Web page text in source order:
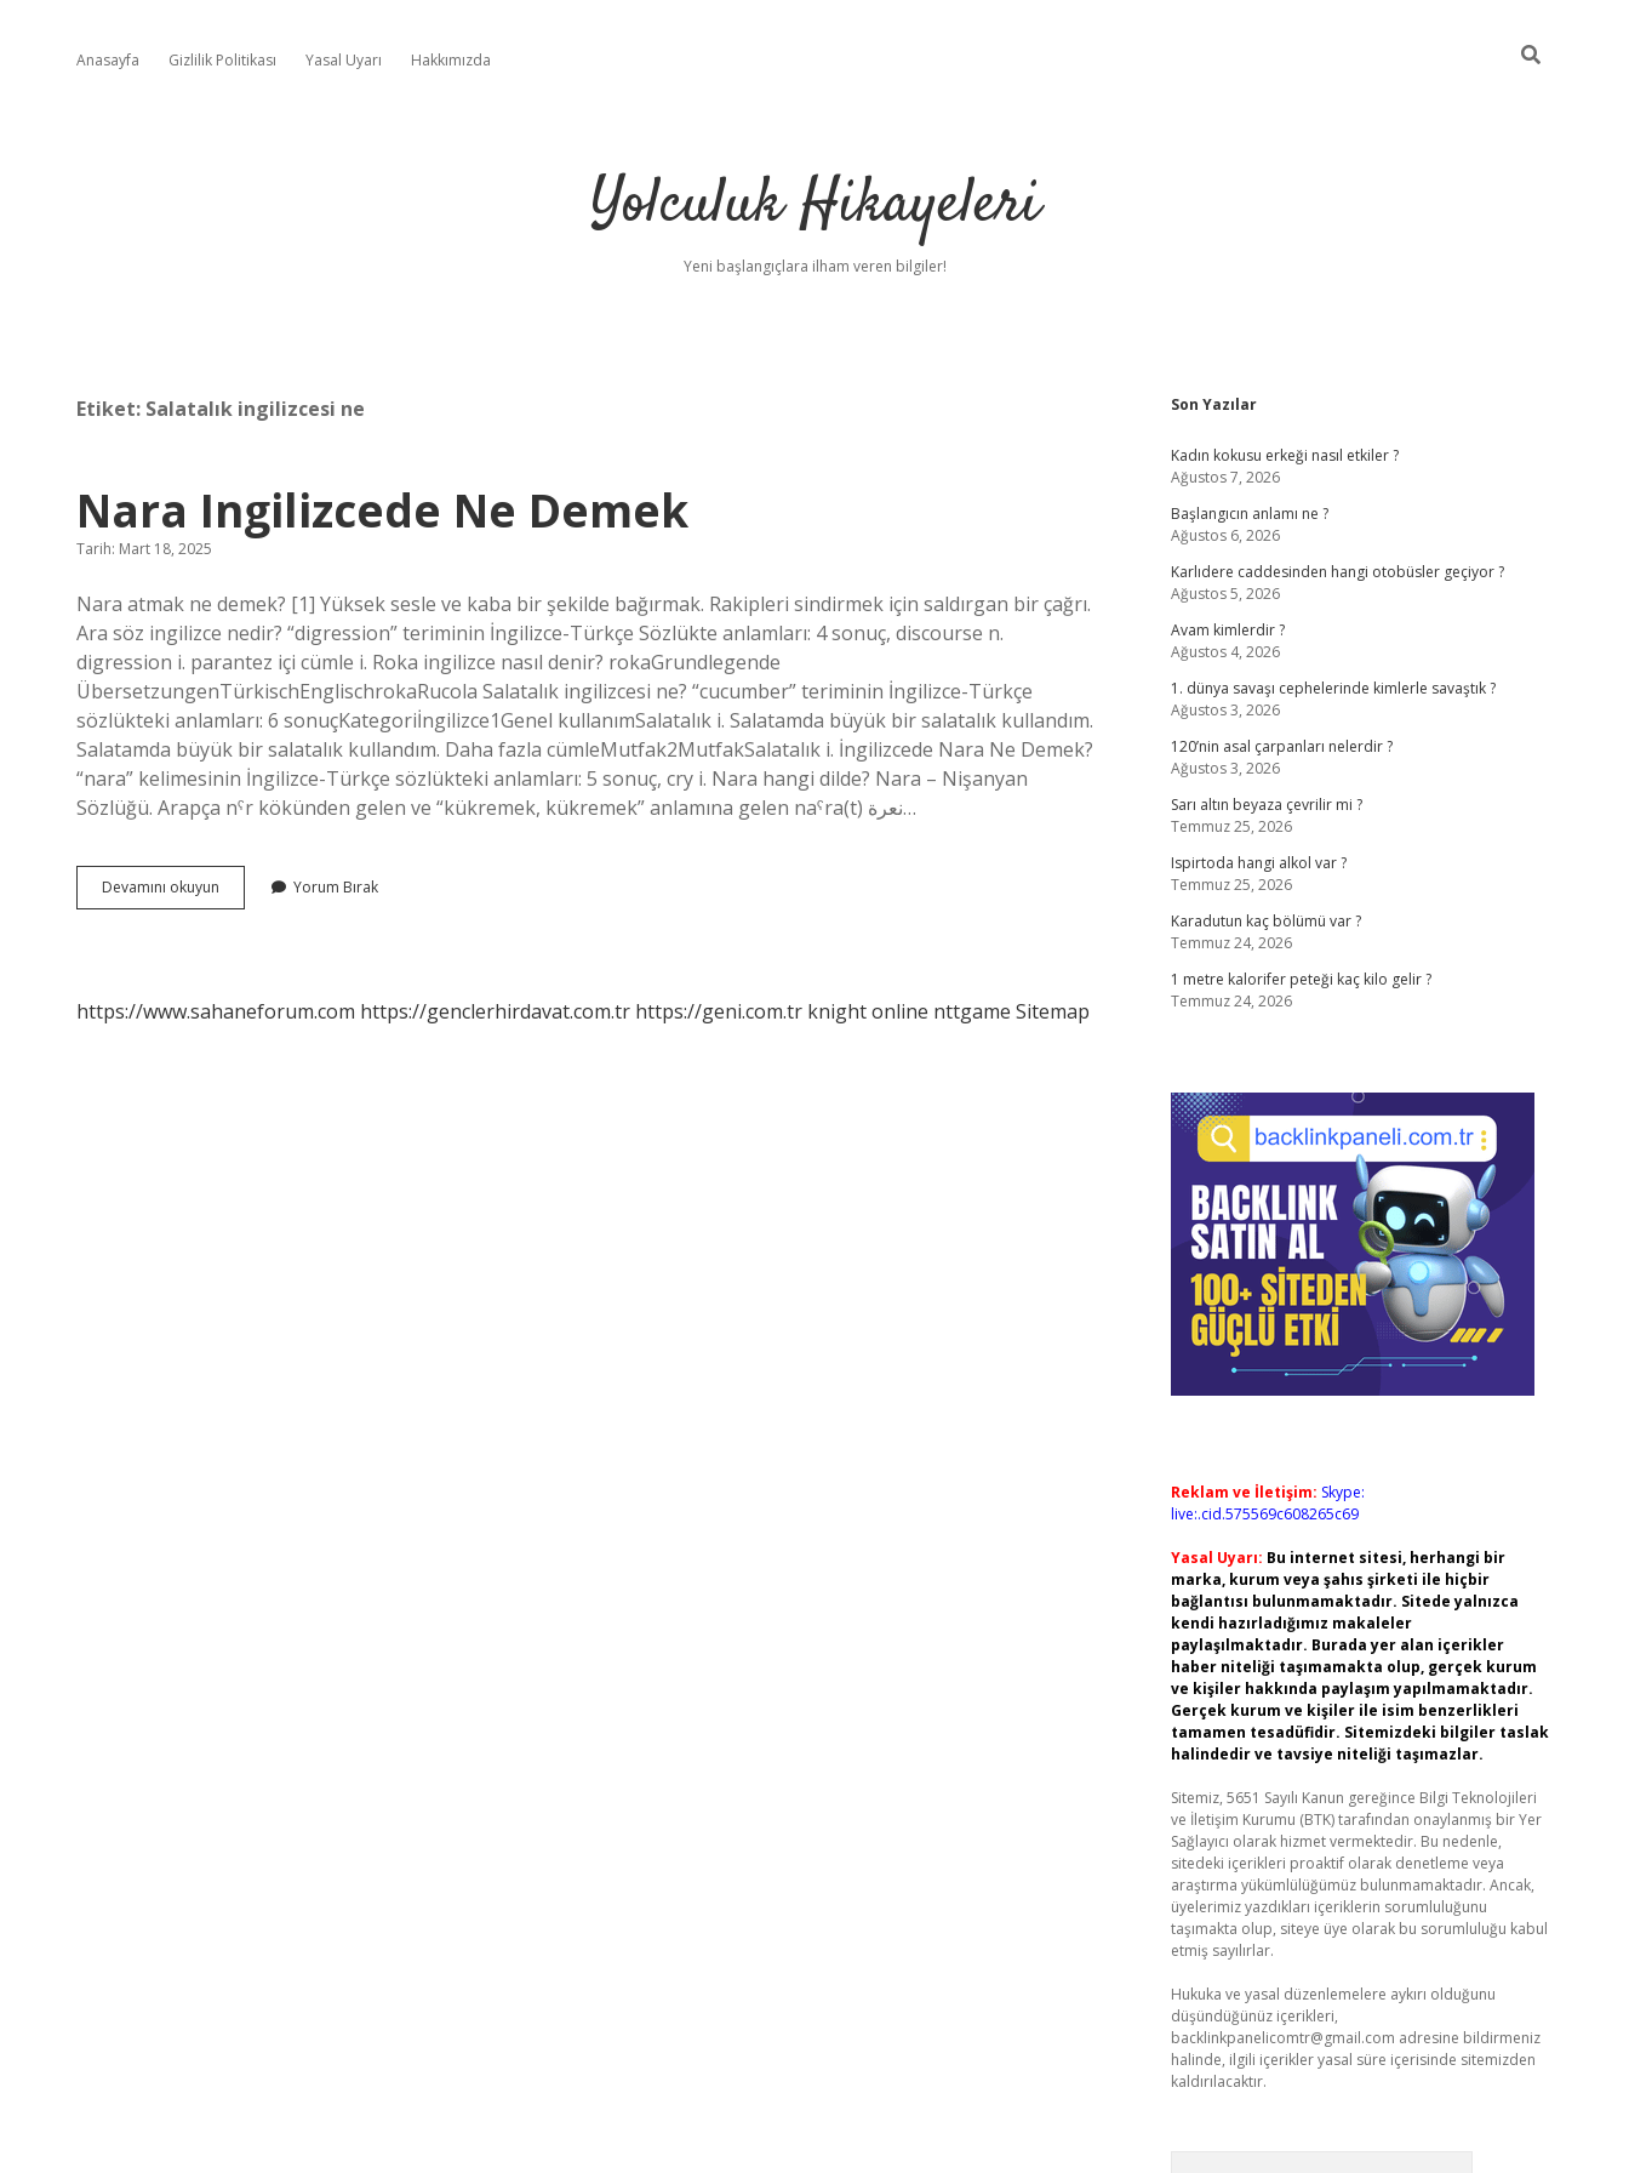
Anasayfa Gizlilik Politikası Yasal Uyarı Hakkımızda
Yolculuk Hikayeleri
Yeni başlangıçlara ilham veren bilgiler!
Etiket: Salatalık ingilizcesi ne
Nara Ingilizcede Ne Demek
Tarih: Mart 18, 2025
Nara atmak ne demek? [1] Yüksek sesle ve kaba bir şekilde bağırmak. Rakipleri sindirmek için saldırgan bir çağrı.
Ara söz ingilizce nedir? “digression” teriminin İngilizce-Türkçe Sözlükte anlamları: 4 sonuç, discourse n.
digression i. parantez içi cümle i. Roka ingilizce nasıl denir? rokaGrundlegende
ÜbersetzungenTürkischEnglischrokaRucola Salatalık ingilizcesi ne? “cucumber” teriminin İngilizce-Türkçe
sözlükteki anlamları: 6 sonuçKategoriİngilizce1Genel kullanımSalatalık i. Salatamda büyük bir salatalık kullandım.
Salatamda büyük bir salatalık kullandım. Daha fazla cümleMutfak2MutfakSalatalık i. İngilizcede Nara Ne Demek?
“nara” kelimesinin İngilizce-Türkçe sözlükteki anlamları: 5 sonuç, cry i. Nara hangi dilde? Nara – Nişanyan
Sözlüğü. Arapça nˁr kökünden gelen ve “kükremek, kükremek” anlamına gelen naˁra(t) نعرة…
Devamını okuyun
Ingilizcede
Yorum Bırak
https://www.sahaneforum.com https://genclerhirdavat.com.tr https://geni.com.tr knight online nttgame Sitemap
Sidebar
Son Yazılar
Kadın kokusu erkeği nasıl etkiler ?
Ağustos 7, 2026
Başlangıcın anlamı ne ?
Ağustos 6, 2026
Karlıdere caddesinden hangi otobüsler geçiyor ?
Ağustos 5, 2026
Avam kimlerdir ?
Ağustos 4, 2026
1. dünya savaşı cephelerinde kimlerle savaştık ?
Ağustos 3, 2026
120’nin asal çarpanları nelerdir ?
Ağustos 3, 2026
Sarı altın beyaza çevrilir mi ?
Temmuz 25, 2026
Ispirtoda hangi alkol var ?
Temmuz 25, 2026
Karadutun kaç bölümü var ?
Temmuz 24, 2026
1 metre kalorifer peteği kaç kilo gelir ?
Temmuz 24, 2026
Reklam ve İletişim: Skype:
live:.cid.575569c608265c69
Yasal Uyarı: Bu internet sitesi, herhangi bir
marka, kurum veya şahıs şirketi ile hiçbir
bağlantısı bulunmamaktadır. Sitede yalnızca
kendi hazırladığımız makaleler
paylaşılmaktadır. Burada yer alan içerikler
haber niteliği taşımamakta olup, gerçek kurum
ve kişiler hakkında paylaşım yapılmamaktadır.
Gerçek kurum ve kişiler ile isim benzerlikleri
tamamen tesadüfidir. Sitemizdeki bilgiler taslak
halindedir ve tavsiye niteliği taşımazlar.
Sitemiz, 5651 Sayılı Kanun gereğince Bilgi Teknolojileri
ve İletişim Kurumu (BTK) tarafından onaylanmış bir Yer
Sağlayıcı olarak hizmet vermektedir. Bu nedenle,
sitedeki içerikleri proaktif olarak denetleme veya
araştırma yükümlülüğümüz bulunmamaktadır. Ancak,
üyelerimiz yazdıkları içeriklerin sorumluluğunu
taşımakta olup, siteye üye olarak bu sorumluluğu kabul
etmiş sayılırlar.
Hukuka ve yasal düzenlemelere aykırı olduğunu
düşündüğünüz içerikleri,
backlinkpanelicomtr@gmail.com adresine bildirmeniz
halinde, ilgili içerikler yasal süre içerisinde sitemizden
kaldırılacaktır.
betexper giriş